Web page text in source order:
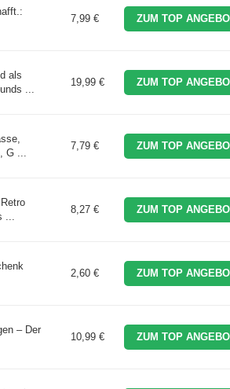
7,99 € ZUM TOP
als
...
19,99 € ZUM TOP
G ...
7,79 € ZUM TOP
...
8,27 € ZUM TOP
2,60 € ZUM TOP
– Der
10,99 € ZUM TOP